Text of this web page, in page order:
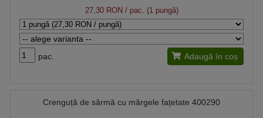
27,30 RON/ pac. (1 pungă)
pac. Adaugă în coș
Crenguță de sârmă cu mărgele fațetate 400290